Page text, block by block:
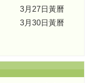
3月27日黃曆
3月30日黃曆